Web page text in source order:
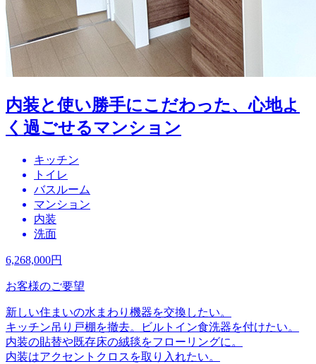
内装と使い勝手にこだわった、心地よ
く過ごせるマンション
キッチン
トイレ
バスルーム
マンション
内装
洗面
6,268,000円
お客様のご要望
新しい住まいの水まわり機器を交換したい。
キッチン吊り戸棚を撤去。ビルトイン食洗器を付けたい。
内装の貼替や既存床の絨毯をフローリングに。
内装はアクセントクロスを取り入れたい。